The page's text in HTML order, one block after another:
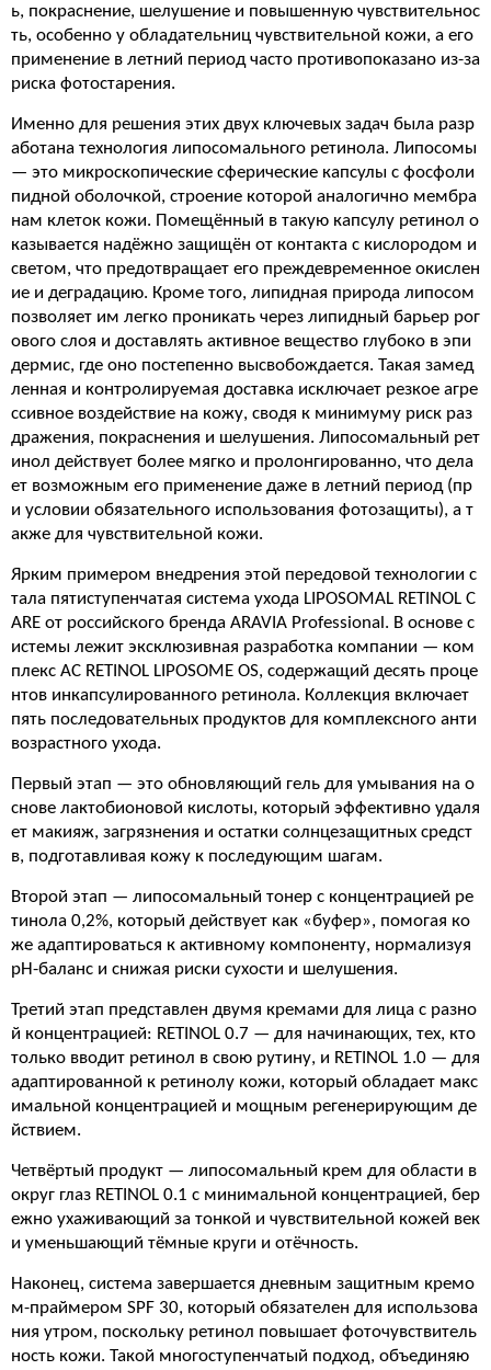
ь, покраснение, шелушение и повышенную чувствительнос
ть, особенно у обладательниц чувствительной кожи, а его
применение в летний период часто противопоказано из-за
риска фотостарения.
Именно для решения этих двух ключевых задач была разр
аботана технология липосомального ретинола. Липосомы
— это микроскопические сферические капсулы с фосфоли
пидной оболочкой, строение которой аналогично мембра
нам клеток кожи. Помещённый в такую капсулу ретинол о
казывается надёжно защищён от контакта с кислородом и
светом, что предотвращает его преждевременное окислен
ие и деградацию. Кроме того, липидная природа липосом
позволяет им легко проникать через липидный барьер рог
ового слоя и доставлять активное вещество глубоко в эпи
дермис, где оно постепенно высвобождается. Такая замед
ленная и контролируемая доставка исключает резкое агре
ссивное воздействие на кожу, сводя к минимуму риск раз
дражения, покраснения и шелушения. Липосомальный рет
инол действует более мягко и пролонгированно, что дела
ет возможным его применение даже в летний период (пр
и условии обязательного использования фотозащиты), а т
акже для чувствительной кожи.
Ярким примером внедрения этой передовой технологии с
тала пятиступенчатая система ухода LIPOSOMAL RETINOL C
ARE от российского бренда ARAVIA Professional. В основе с
истемы лежит эксклюзивная разработка компании — ком
плекс AC RETINOL LIPOSOME OS, содержащий десять проце
нтов инкапсулированного ретинола. Коллекция включает
пять последовательных продуктов для комплексного анти
возрастного ухода.
Первый этап — это обновляющий гель для умывания на о
снове лактобионовой кислоты, который эффективно удаля
ет макияж, загрязнения и остатки солнцезащитных средст
в, подготавливая кожу к последующим шагам.
Второй этап — липосомальный тонер с концентрацией ре
тинола 0,2%, который действует как «буфер», помогая ко
же адаптироваться к активному компоненту, нормализуя
pH-баланс и снижая риски сухости и шелушения.
Третий этап представлен двумя кремами для лица с разно
й концентрацией: RETINOL 0.7 — для начинающих, тех, кто
только вводит ретинол в свою рутину, и RETINOL 1.0 — для
адаптированной к ретинолу кожи, который обладает макс
имальной концентрацией и мощным регенерирующим де
йствием.
Четвёртый продукт — липосомальный крем для области в
округ глаз RETINOL 0.1 с минимальной концентрацией, бер
ежно ухаживающий за тонкой и чувствительной кожей век
и уменьшающий тёмные круги и отёчность.
Наконец, система завершается дневным защитным кремо
м-праймером SPF 30, который обязателен для использова
ния утром, поскольку ретинол повышает фоточувствитель
ность кожи. Такой многоступенчатый подход, объединяю